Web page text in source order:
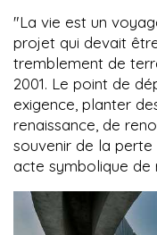
"La vie est un
projet qui devait
tremblement de
2001. Le point de
exigence, planter
renaissance, de
souvenir de la perte
acte symbolique de